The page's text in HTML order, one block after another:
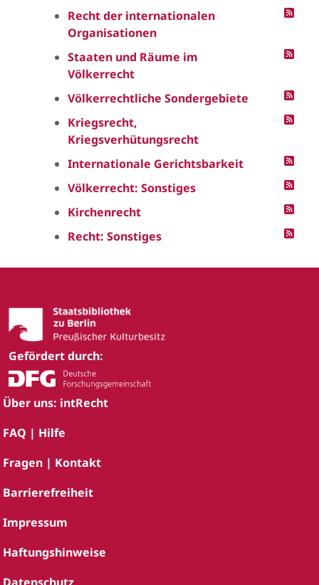
Recht der internationalen
Organisationen
Staaten und Räume im
Völkerrecht
Völkerrechtliche Sondergebiete
Kriegsrecht,
Kriegsverhütungsrecht
Internationale Gerichtsbarkeit
Völkerrecht: Sonstiges
Kirchenrecht
Recht: Sonstiges
Gefördert durch:
Über uns: intRecht
FAQ | Hilfe
Fragen | Kontakt
Barrierefreiheit
Impressum
Haftungshinweise